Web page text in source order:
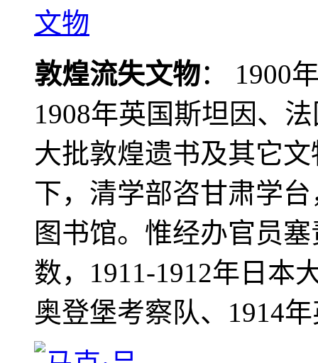
敦煌流失文物： 1900
1908年英国斯坦因、
大批敦煌遗书及其它
下，清学部咨甘肃学
图书馆。惟经办官员
数，1911-1912年日本
奥登堡考察队、1914